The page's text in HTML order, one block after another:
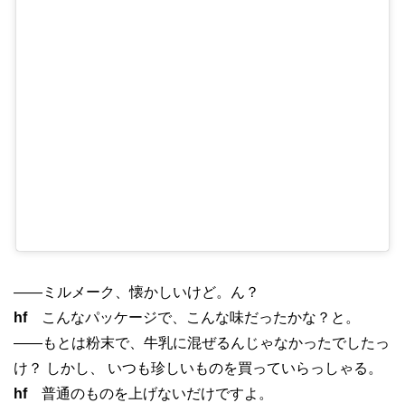
——ミルメーク、懐かしいけど。ん？
hfこんなパッケージで、こんな味だったかな？と。
——もとは粉末で、牛乳に混ぜるんじゃなかったでしたっ
け？ しかし、 いつも珍しいものを買っていらっしゃる。
hf普通のものを上げないだけですよ。